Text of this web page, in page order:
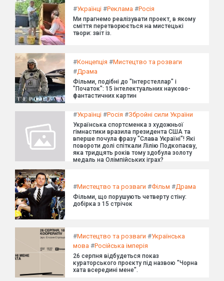
#Українці #Реклама #Росія
Ми прагнемо реалізувати проект, в якому
сміття перетворюється на мистецькі
твори: звіт із.
#Концепція #Мистецтво та розваги
#Драма
Фільми, подібні до "Інтерстеллар" і
"Початок": 15 інтелектуальних науково-
фантастичних картин
#Українці #Росія #Збройні сили України
Українська спортсменка з художньої
гімнастики вразила президента США та
вперше почула фразу "Слава Україні"! Які
повороти долі спіткали Лілію Подкопаєву,
яка тридцять років тому здобула золоту
медаль на Олімпійських іграх?
#Мистецтво та розваги #Фільм #Драма
Фільми, що порушують четверту стіну:
добірка з 15 стрічок
#Мистецтво та розваги #Українська
мова #Російська імперія
26 серпня відбудеться показ
кураторського проєкту під назвою "Чорна
хата всередині мене".